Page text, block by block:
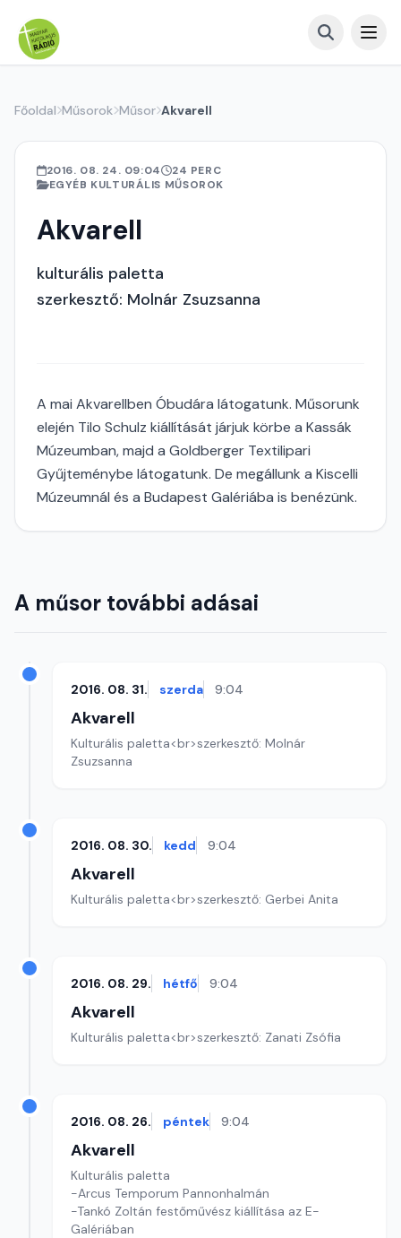
Főoldal Műsorok Műsor Akvarell
2016. 08. 24. 09:04
24 PERC
EGYÉB KULTURÁLIS MŰSOROK
Akvarell
kulturális paletta
szerkesztő: Molnár Zsuzsanna
A mai Akvarellben Óbudára látogatunk. Műsorunk
elején Tilo Schulz kiállítását járjuk körbe a Kassák
Múzeumban, majd a Goldberger Textilipari
Gyűjteménybe látogatunk. De megállunk a Kiscelli
Múzeumnál és a Budapest Galériába is benézünk.
A műsor további adásai
2016. 08. 31. szerda 9:04
Akvarell
Kulturális paletta<br>szerkesztő: Molnár
Zsuzsanna
2016. 08. 30. kedd 9:04
Akvarell
Kulturális paletta<br>szerkesztő: Gerbei Anita
2016. 08. 29. hétfő 9:04
Akvarell
Kulturális paletta<br>szerkesztő: Zanati Zsófia
2016. 08. 26. péntek 9:04
Akvarell
Kulturális paletta
-Arcus Temporum Pannonhalmán
-Tankó Zoltán festőművész kiállítása az E-
Galériában